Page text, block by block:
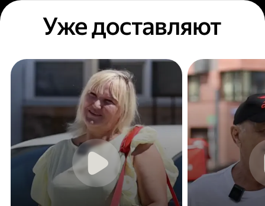
Уже доставляют